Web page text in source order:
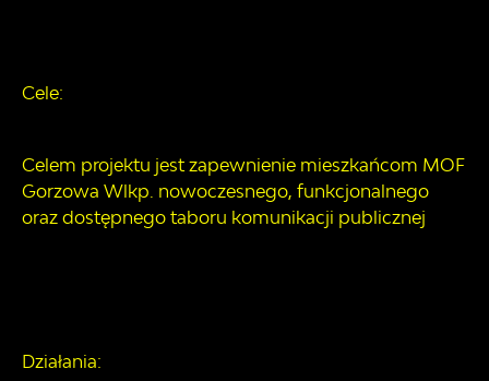
Cele:
Celem projektu jest zapewnienie mieszkańcom MOF
Gorzowa Wlkp. nowoczesnego, funkcjonalnego
oraz dostępnego taboru komunikacji publicznej
Działania: